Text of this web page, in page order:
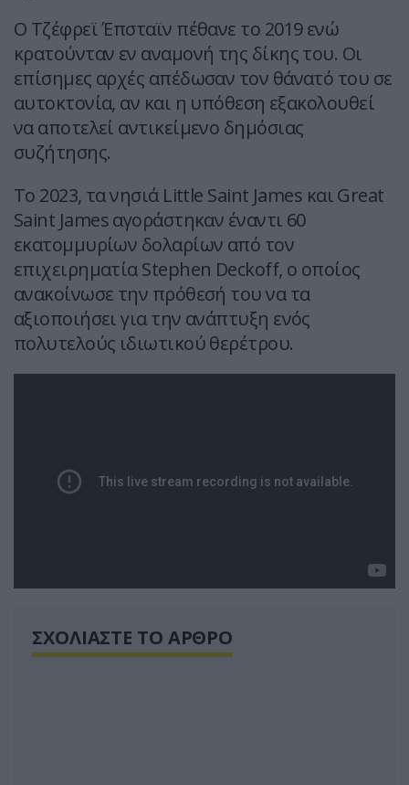
Ο Τζέφρεϊ Έπσταϊν πέθανε το 2019 ενώ
κρατούνταν εν αναμονή της δίκης του. Οι
επίσημες αρχές απέδωσαν τον θάνατό του σε
αυτοκτονία, αν και η υπόθεση εξακολουθεί
να αποτελεί αντικείμενο δημόσιας
συζήτησης.
Το 2023, τα νησιά Little Saint James και Great
Saint James αγοράστηκαν έναντι 60
εκατομμυρίων δολαρίων από τον
επιχειρηματία Stephen Deckoff, ο οποίος
ανακοίνωσε την πρόθεσή του να τα
αξιοποιήσει για την ανάπτυξη ενός
πολυτελούς ιδιωτικού θερέτρου.
ΣΧΟΛΙΑΣΤΕ ΤΟ ΑΡΘΡΟ